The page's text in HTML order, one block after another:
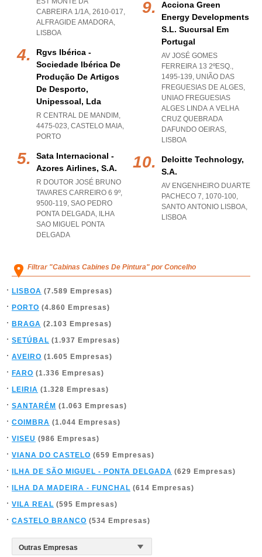
CABREIRA 1/1A, 2610-017,
ALFRAGIDE AMADORA,
LISBOA
Rgvs Ibérica -
Sociedade Ibérica De
Produção De Artigos
De Desporto,
Unipessoal, Lda
R CENTRAL DE MANDIM,
4475-023, CASTELO MAIA,
PORTO
Sata Internacional -
Azores Airlines, S.a.
R DOUTOR JOSÉ BRUNO
TAVARES CARREIRO 6 9º,
9500-119, SAO PEDRO
PONTA DELGADA, ILHA
SAO MIGUEL PONTA
DELGADA
Acciona Green
Energy Developments
S.l. Sucursal Em
Portugal
AV JOSÉ GOMES
FERREIRA 13 2ºESQ.,
1495-139, UNIÃO DAS
FREGUESIAS DE ALGES,
UNIAO FREGUESIAS
ALGES LINDA A VELHA
CRUZ QUEBRADA
DAFUNDO OEIRAS,
LISBOA
Deloitte Technology,
S.a.
AV ENGENHEIRO DUARTE
PACHECO 7, 1070-100,
SANTO ANTONIO LISBOA,
LISBOA
Filtrar "Cabinas Cabines De Pintura" por Concelho
LISBOA (7.589 Empresas)
PORTO (4.860 Empresas)
BRAGA (2.103 Empresas)
SETÚBAL (1.937 Empresas)
AVEIRO (1.605 Empresas)
FARO (1.336 Empresas)
LEIRIA (1.328 Empresas)
SANTARÉM (1.063 Empresas)
COIMBRA (1.044 Empresas)
VISEU (986 Empresas)
VIANA DO CASTELO (659 Empresas)
ILHA DE SÃO MIGUEL - PONTA DELGADA (629 Empresas)
ILHA DA MADEIRA - FUNCHAL (614 Empresas)
VILA REAL (595 Empresas)
CASTELO BRANCO (534 Empresas)